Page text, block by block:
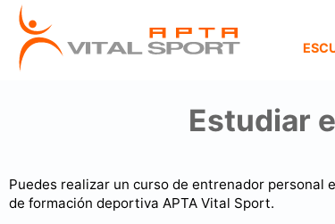
Estudiar
Puedes realizar un curso de entrenador personal
de formación deportiva APTA Vital Sport.